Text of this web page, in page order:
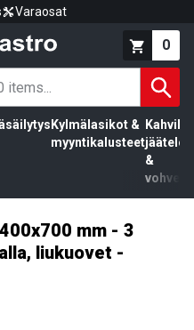
Varaosat
0
Kylmälasikot &
myyntikalusteet
Kahvila,
jäätelö
&
vohvelit
mm - 3
liukuovet -